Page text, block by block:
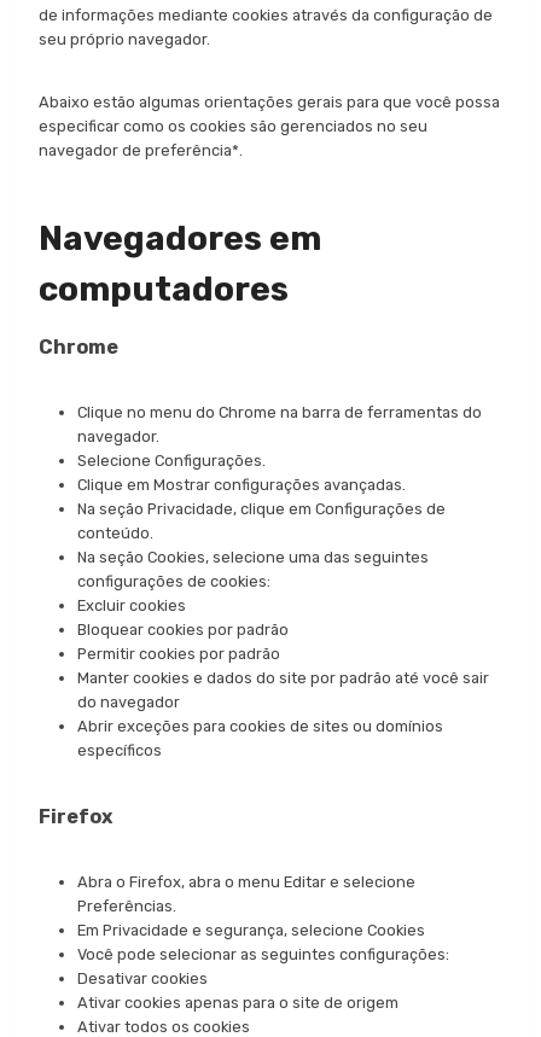
de informações mediante cookies através da configuração de
seu próprio navegador.
Abaixo estão algumas orientações gerais para que você possa
especificar como os cookies são gerenciados no seu
navegador de preferência*.
Navegadores em
computadores
Chrome
Clique no menu do Chrome na barra de ferramentas do
navegador.
Selecione Configurações.
Clique em Mostrar configurações avançadas.
Na seção Privacidade, clique em Configurações de
conteúdo.
Na seção Cookies, selecione uma das seguintes
configurações de cookies:
Excluir cookies
Bloquear cookies por padrão
Permitir cookies por padrão
Manter cookies e dados do site por padrão até você sair
do navegador
Abrir exceções para cookies de sites ou domínios
específicos
Firefox
Abra o Firefox, abra o menu Editar e selecione
Preferências.
Em Privacidade e segurança, selecione Cookies
Você pode selecionar as seguintes configurações:
Desativar cookies
Ativar cookies apenas para o site de origem
Ativar todos os cookies